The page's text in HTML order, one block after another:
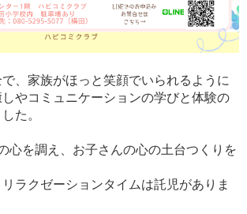
、家族がほっと笑顔でいられるように
やコミュニケーションの学びと体験の
た。
心を調え、お子さんの心の土台つくりを
ラクゼーションタイムは託児がありま